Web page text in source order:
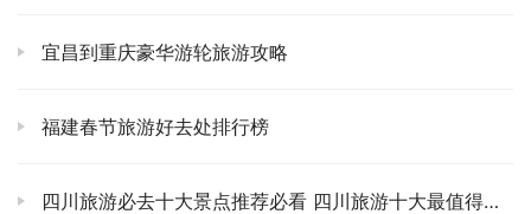
别以为张家口只有大自然，它的历史文化底蕴也深着呢！我
个普通的城门，它是万里长城的重要组成部分，雄伟壮观，
宜昌到重庆豪华游轮旅游攻略
福建春节旅游好去处排行榜
四川旅游必去十大景点推荐必看 四川旅游十大最值得去的景点分享